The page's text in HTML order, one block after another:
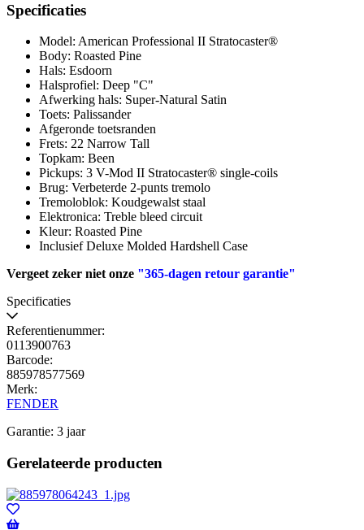
Specificaties
Model: American Professional II Stratocaster®
Body: Roasted Pine
Hals: Esdoorn
Halsprofiel: Deep "C"
Afwerking hals: Super-Natural Satin
Toets: Palissander
Afgeronde toetsranden
Frets: 22 Narrow Tall
Topkam: Been
Pickups: 3 V-Mod II Stratocaster® single-coils
Brug: Verbeterde 2-punts tremolo
Tremoloblok: Koudgewalst staal
Elektronica: Treble bleed circuit
Kleur: Roasted Pine
Inclusief Deluxe Molded Hardshell Case
Vergeet zeker niet onze "365-dagen retour garantie"
Specificaties
Referentienummer:
0113900763
Barcode:
885978577569
Merk:
FENDER
Garantie: 3 jaar
Gerelateerde producten